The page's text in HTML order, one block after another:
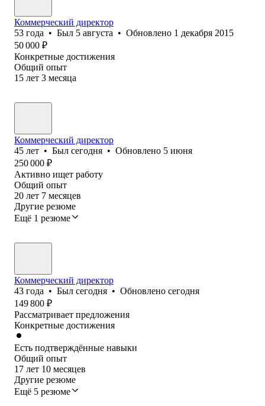
Коммерческий директор
53 года • Был 5 августа • Обновлено 1 декабря 2015
50 000 ₽
Конкретные достижения
Общий опыт
15 лет 3 месяца
Коммерческий директор
45 лет • Был сегодня • Обновлено 5 июня
250 000 ₽
Активно ищет работу
Общий опыт
20 лет 7 месяцев
Другие резюме
Ещё 1 резюме
Коммерческий директор
43 года • Был сегодня • Обновлено сегодня
149 800 ₽
Рассматривает предложения
Конкретные достижения
Есть подтверждённые навыки
Общий опыт
17 лет 10 месяцев
Другие резюме
Ещё 5 резюме